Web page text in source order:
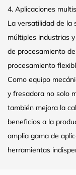
4. Aplicaciones
La versatilidad de la
múltiples industrias
de procesamiento
procesamiento
Como equipo
y fresadora no solo
también mejora la
beneficios a la
amplia gama de
herramientas